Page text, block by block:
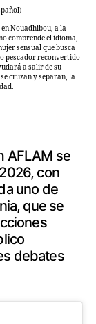
Nouadhibou, a la
comprende el idioma,
sensual que busca
pescador reconvertido
a salir de su
cruzan y separan, la
AFLAM se
con
uno de
que se
debates